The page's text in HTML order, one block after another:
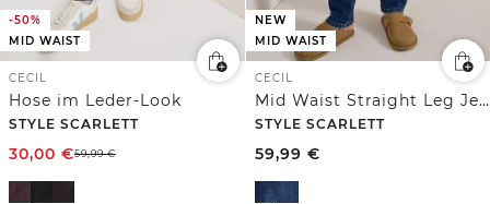
-50%
MID WAIST
CECIL
Hose im Leder-Look
STYLE SCARLETT
30,00 €59,99€
NEW
MID WAIST
CECIL
Mid Waist Straight Leg Jeans im Casual Fit
STYLE SCARLETT
59,99 €